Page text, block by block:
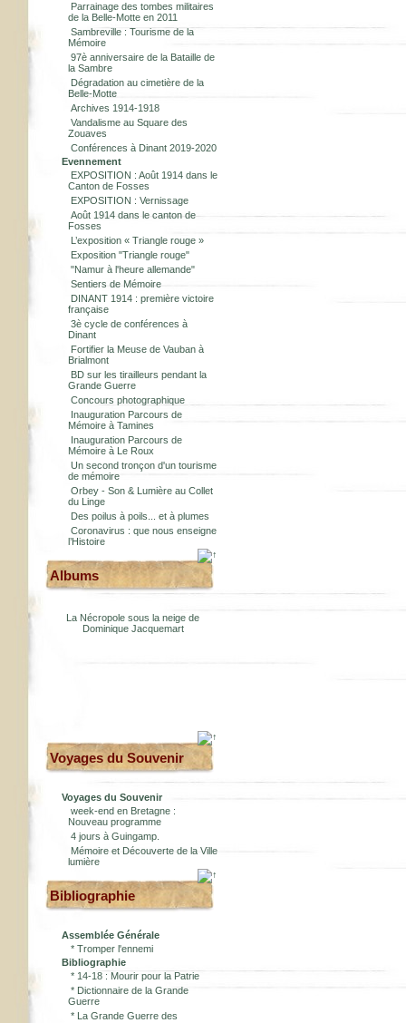
Parrainage des tombes militaires
de la Belle-Motte en 2011
Sambreville : Tourisme de la
Mémoire
97è anniversaire de la Bataille de
la Sambre
Dégradation au cimetière de la
Belle-Motte
Archives 1914-1918
Vandalisme au Square des
Zouaves
Conférences à Dinant 2019-2020
Evennement
EXPOSITION : Août 1914 dans le
Canton de Fosses
EXPOSITION : Vernissage
Août 1914 dans le canton de
Fosses
L’exposition « Triangle rouge »
Exposition "Triangle rouge"
"Namur à l'heure allemande"
Sentiers de Mémoire
DINANT 1914 : première victoire
française
3è cycle de conférences à
Dinant
Fortifier la Meuse de Vauban à
Brialmont
BD sur les tirailleurs pendant la
Grande Guerre
Concours photographique
Inauguration Parcours de
Mémoire à Tamines
Inauguration Parcours de
Mémoire à Le Roux
Un second tronçon d'un tourisme
de mémoire
Orbey - Son & Lumière au Collet
du Linge
Des poilus à poils... et à plumes
Coronavirus : que nous enseigne
l’Histoire
Albums
La Nécropole sous la neige de
Dominique Jacquemart
Voyages du Souvenir
Voyages du Souvenir
week-end en Bretagne :
Nouveau programme
4 jours à Guingamp.
Mémoire et Découverte de la Ville
lumière
Bibliographie
Assemblée Générale
* Tromper l'ennemi
Bibliographie
* 14-18 : Mourir pour la Patrie
* Dictionnaire de la Grande
Guerre
* La Grande Guerre des